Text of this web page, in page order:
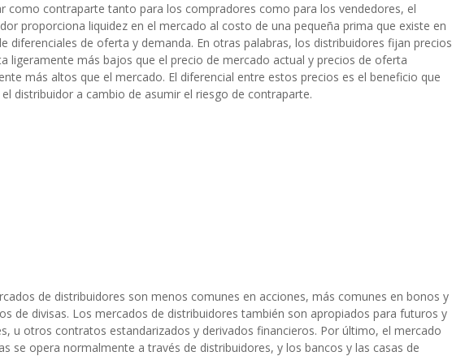
como contraparte tanto para los compradores como para los vendedores, el
proporciona liquidez en el mercado al costo de una pequeña prima que existe en
diferenciales de oferta y demanda. En otras palabras, los distribuidores fijan precios
ligeramente más bajos que el precio de mercado actual y precios de oferta
más altos que el mercado. El diferencial entre estos precios es el beneficio que
distribuidor a cambio de asumir el riesgo de contraparte.
de distribuidores son menos comunes en acciones, más comunes en bonos y
de divisas. Los mercados de distribuidores también son apropiados para futuros y
u otros contratos estandarizados y derivados financieros. Por último, el mercado
se opera normalmente a través de distribuidores, y los bancos y las casas de